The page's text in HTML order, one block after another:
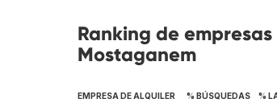
Ranking de
Mostaganem
EMPRESA DE ALQUILER % BÚSQUEDAS %